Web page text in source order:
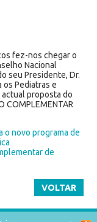
fez-nos chegar o
Nacional
seu Presidente, Dr.
os Pediatras e
proposta do
COMPLEMENTAR
o novo programa de
de
VOLTAR